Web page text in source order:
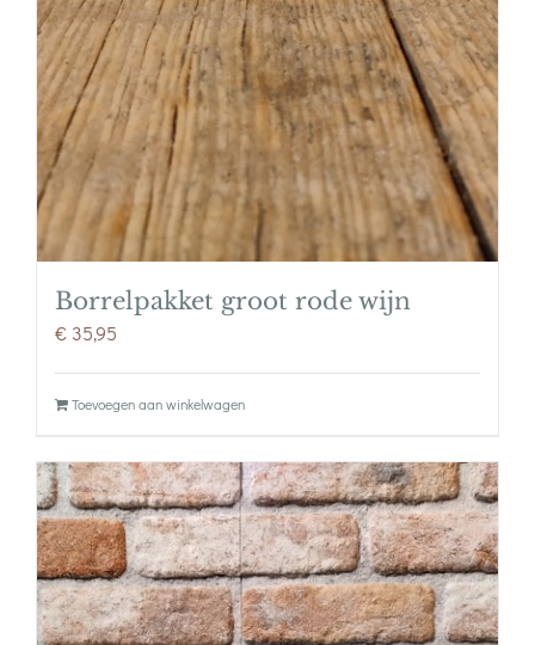
Borrelpakket groot rode wijn
€ 35,95
Toevoegen aan winkelwagen